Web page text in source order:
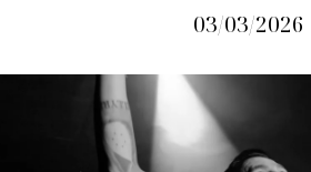
03/03/2026